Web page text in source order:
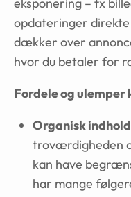
opdateringer
dækker over
hvor du betaler for
Fordele og
Organisk
troværdigheden
kan have
har mange